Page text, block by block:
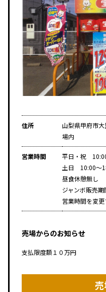
住所
山梨県甲府市
場内
営業時間
平日・祝
土日 10:00～
昼食休憩無し
ジャンボ販売期
営業時間を変更
売場からのお知らせ
支払限度額１０万円